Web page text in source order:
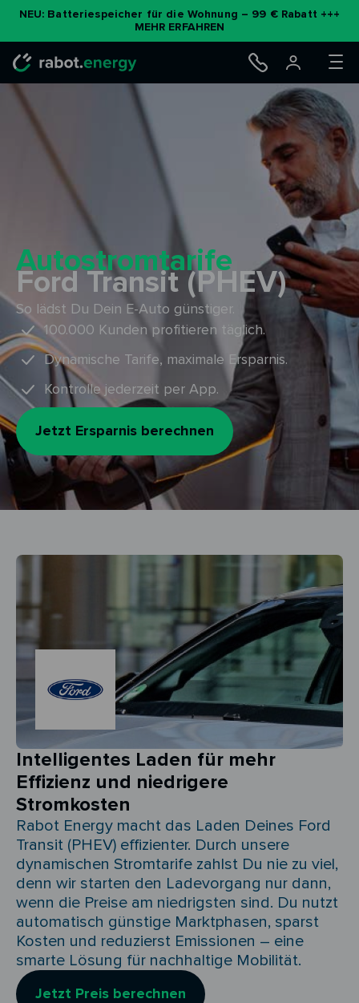
NEU: Batteriespeicher für die Wohnung – 99 € Rabatt +++
MEHR ERFAHREN
Autostromtarife
Ford Transit (PHEV)
So lädst Du Dein E-Auto günstiger.
100.000 Kunden profitieren täglich.
Dynamische Tarife, maximale Ersparnis.
Kontrolle jederzeit per App.
Jetzt Ersparnis berechnen
Intelligentes Laden für mehr
Effizienz und niedrigere
Stromkosten
Rabot Energy macht das Laden Deines Ford
Transit (PHEV) effizienter. Durch unsere
dynamischen Stromtarife zahlst Du nie zu viel,
denn wir starten den Ladevorgang nur dann,
wenn die Preise am niedrigsten sind. Du nutzt
automatisch günstige Marktphasen, sparst
Kosten und reduzierst Emissionen – eine
smarte Lösung für nachhaltige Mobilität.
Jetzt Preis berechnen
Zum
Inhalt
springen